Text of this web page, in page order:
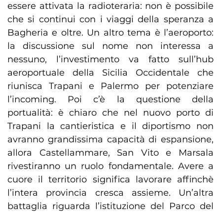
essere attivata la radioteraria: non è possibile
che si continui con i viaggi della speranza a
Bagheria e oltre. Un altro tema è l’aeroporto:
la discussione sul nome non interessa a
nessuno, l’investimento va fatto sull’hub
aeroportuale della Sicilia Occidentale che
riunisca Trapani e Palermo per potenziare
l’incoming. Poi c’è la questione della
portualità: è chiaro che nel nuovo porto di
Trapani la cantieristica e il diportismo non
avranno grandissima capacità di espansione,
allora Castellammare, San Vito e Marsala
rivestiranno un ruolo fondamentale. Avere a
cuore il territorio significa lavorare affinchè
l’intera provincia cresca assieme. Un’altra
battaglia riguarda l’istituzione del Parco del